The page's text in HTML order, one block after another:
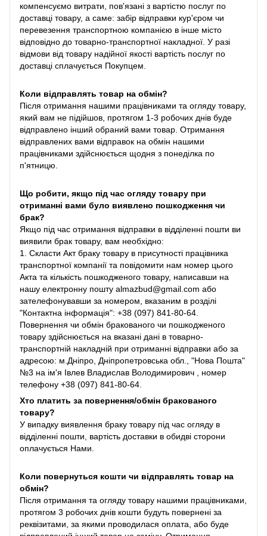
компенсуємо витрати, пов'язані з вартістю послуг по
доставці товару, а саме: забір відправки кур'єром чи
перевезення транспортною компанією в інше місто
відповідно до товарно-транспортної накладної. У разі
відмови від товару надійної якості вартість послуг по
доставці сплачується Покупцем.
Коли відправлять товар на обмін?
Після отримання нашими працівниками та огляду товару,
який вам не підійшов, протягом 1-3 робочих днів буде
відправлено інший обраний вами товар. Отримання
відправлених вами відправок на обмін нашими
працівниками здійснюється щодня з понеділка по
п'ятницю.
Що робити, якщо під час огляду товару при
отриманні вами було виявлено пошкодження чи
брак?
Якщо під час отримання відправки в відділенні пошти ви
виявили брак товару, вам необхідно:
1. Скласти Акт браку товару в присутності працівника
транспортної компанії та повідомити нам номер цього
Акта та кількість пошкодженого товару, написавши на
нашу електронну пошту almazbud@gmail.com або
зателефонувавши за номером, вказаним в розділі
"Контактна інформація": +38 (097) 841-80-64.
Повернення чи обмін бракованого чи пошкодженого
товару здійснюється на вказані дані в товарно-
транспортній накладній при отриманні відправки або за
адресою: м.Дніпро, Дніпропетровська обл., "Нова Пошта"
№3 на ім'я Івлев Владислав Володимирович , номер
телефону +38 (097) 841-80-64.
Хто платить за повернення/обмін бракованого
товару?
У випадку виявлення браку товару під час огляду в
відділенні пошти, вартість доставки в обидві сторони
оплачується Нами.
Коли повернуться кошти чи відправлять товар на
обмін?
Після отримання та огляду товару нашими працівниками,
протягом 3 робочих днів кошти будуть повернені за
реквізитами, за якими проводилася оплата, або буде